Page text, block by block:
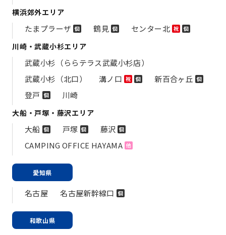
横浜郊外エリア
たまプラーザ 個 鶴見 個 センター北 祝 個
川崎・武蔵小杉エリア
武蔵小杉（ららテラス武蔵小杉店）
武蔵小杉（北口）
溝ノ口 祝 個 新百合ヶ丘 個
登戸 個 川崎
大船・戸塚・藤沢エリア
大船 個 戸塚 個 藤沢 個
CAMPING OFFICE HAYAMA 他
愛知県
名古屋 名古屋新幹線口 個
和歌山県